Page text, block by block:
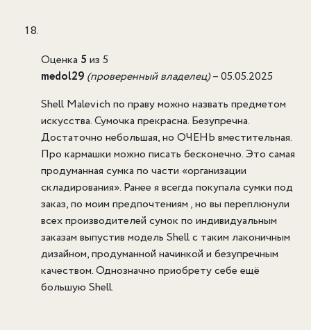
Оценка 5 из 5
medol29 (проверенный владелец)–05.05.2025
Shell Malevich по праву можно назвать предметом
искусства. Сумочка прекрасна. Безупречна.
Достаточно небольшая, но ОЧЕНЬ вместительная.
Про кармашки можно писать бесконечно. Это самая
продуманная сумка по части «организации
складирования». Ранее я всегда покупала сумки под
заказ, по моим предпочтениям , но вы переплюнули
всех производителей сумок по индивидуальным
заказам выпустив модель Shell с таким лаконичным
дизайном, продуманной начинкой и безупречным
качеством. Однозначно приобрету себе ещё
большую Shell.